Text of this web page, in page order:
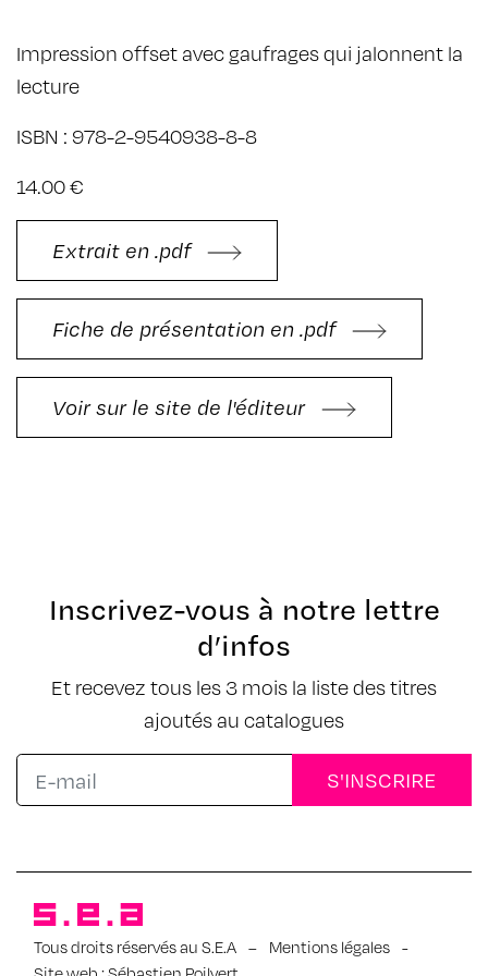
Impression offset avec gaufrages qui jalonnent la
lecture
ISBN : 978-2-9540938-8-8
14.00 €
Extrait en .pdf
Fiche de présentation en .pdf
Voir sur le site de l'éditeur
Inscrivez-vous à notre lettre
d’infos
Et recevez tous les 3 mois la liste des titres
ajoutés au catalogues
Tous droits réservés au S.E.A – Mentions légales -